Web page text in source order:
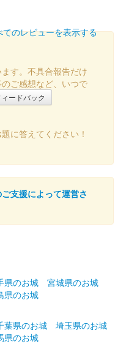
てのレビューを表示する
す。不具合報告だけ
ご感想など、いつで
ードバック
に答えてください！
支援によって運営さ
県のお城
宮城県のお城
県のお城
葉県のお城
埼玉県のお城
県のお城